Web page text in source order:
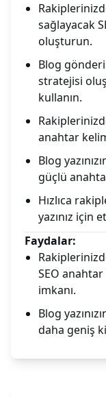
sağlayacak
oluşturun.
Blog
stratejisi
kullanın.
anahtar
Blog
güçlü
Hızlıca
yazınız için
Faydalar:
SEO
imkanı.
Blog
daha geniş